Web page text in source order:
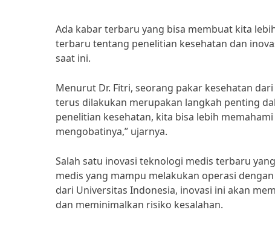
Ada kabar terbaru yang bisa membuat kita
terbaru tentang penelitian kesehatan dan
saat ini.
Menurut Dr. Fitri, seorang pakar kesehatan
terus dilakukan merupakan langkah penting
penelitian kesehatan, kita bisa lebih
mengobatinya,” ujarnya.
Salah satu inovasi teknologi medis terbaru
medis yang mampu melakukan operasi
dari Universitas Indonesia, inovasi ini akan
dan meminimalkan risiko kesalahan.